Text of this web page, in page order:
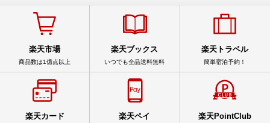
楽天市場
商品数は1億点以上
楽天ブックス
いつでも全品送料無料
楽天トラベル
簡単宿泊予約！
楽天カード 楽天ペイ 楽天PointClub